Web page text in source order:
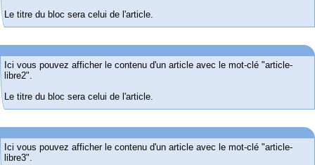
Le titre du bloc sera celui de l'article.
Ici vous pouvez afficher le contenu d'un article avec le mot-clé "article-
libre2".
Le titre du bloc sera celui de l'article.
Ici vous pouvez afficher le contenu d'un article avec le mot-clé "article-
libre3".